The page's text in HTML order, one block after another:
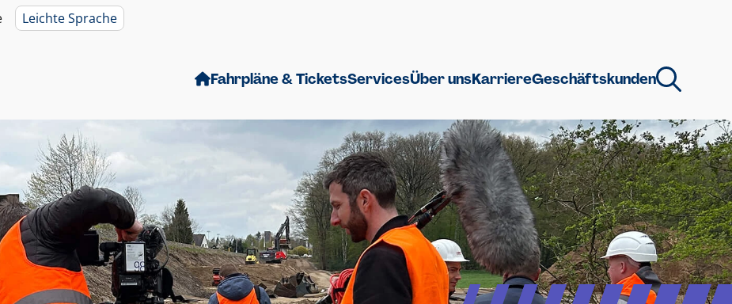
Leichte Sprache
Fahrpläne & TicketsServicesÜber unsKarriereGeschäftskunden